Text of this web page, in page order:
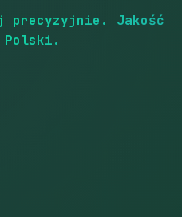
precyzyjnie. Jakość
Polski.